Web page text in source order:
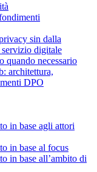
sin dalla
digitale
quando necessario
architettura,
DPO
in base agli attori
in base al focus
in base all’ambito di